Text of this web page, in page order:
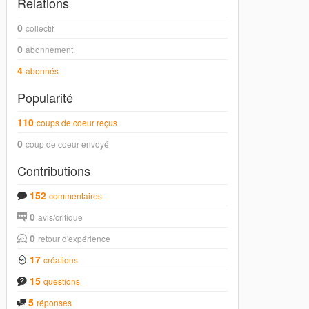
0 collectif
0 abonnement
4 abonnés
Popularité
110 coups de coeur reçus
0 coup de coeur envoyé
Contributions
152 commentaires
0 avis/critique
0 retour d'expérience
17 créations
15 questions
5 réponses